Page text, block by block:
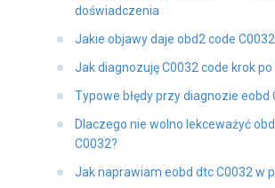
doświadczenia
Jakie objawy daje obd2 code
Jak diagnozuję C0032 code krok po
Typowe błędy przy diagnozie eobd
Dlaczego nie wolno lekceważyć
C0032?
Jak naprawiam eobd dtc C0032 w